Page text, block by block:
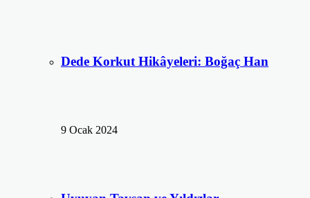
Dede Korkut Hikâyeleri: Boğaç Han
9 Ocak 2024